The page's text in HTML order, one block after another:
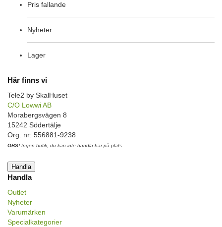
Pris fallande
Nyheter
Lager
Här finns vi
Tele2 by SkalHuset
C/O Lowwi AB
Morabergsvägen 8
15242 Södertälje
Org. nr: 556881-9238
OBS! Ingen butik, du kan inte handla här på plats
Handla
Handla
Outlet
Nyheter
Varumärken
Specialkategorier